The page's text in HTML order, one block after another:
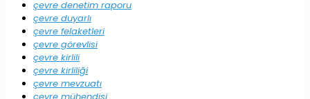
çevre denetim raporu
çevre duyarlı
çevre felaketleri
çevre görevlisi
çevre kirlili
çevre kirliliği
çevre mevzuatı